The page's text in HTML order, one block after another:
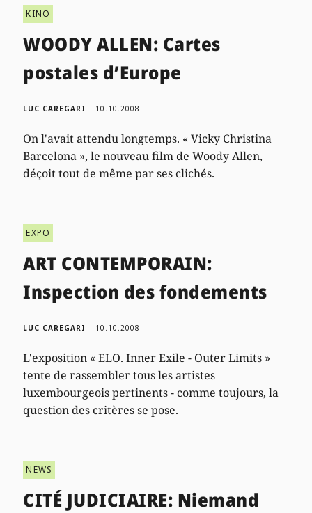
KINO
WOODY ALLEN: Cartes
postales d’Europe
LUC CAREGARI 10.10.2008
On l'avait attendu longtemps. « Vicky Christina
Barcelona », le nouveau film de Woody Allen,
déçoit tout de même par ses clichés.
EXPO
ART CONTEMPORAIN:
Inspection des fondements
LUC CAREGARI 10.10.2008
L'exposition « ELO. Inner Exile - Outer Limits »
tente de rassembler tous les artistes
luxembourgeois pertinents - comme toujours, la
question des critères se pose.
NEWS
CITÉ JUDICIAIRE: Niemand